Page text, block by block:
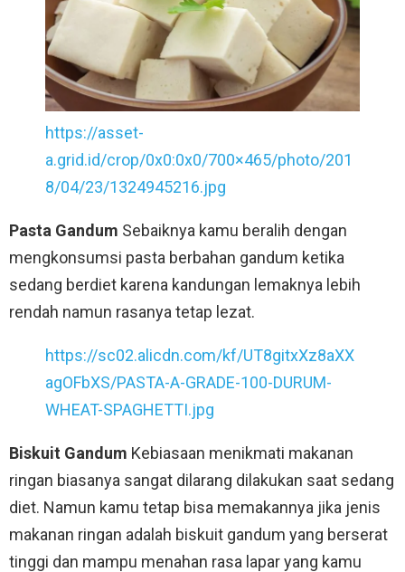
https://asset-
a.grid.id/crop/0x0:0x0/700×465/photo/201
8/04/23/1324945216.jpg
Pasta Gandum Sebaiknya kamu beralih dengan
mengkonsumsi pasta berbahan gandum ketika
sedang berdiet karena kandungan lemaknya lebih
rendah namun rasanya tetap lezat.
https://sc02.alicdn.com/kf/UT8gitxXz8aXX
agOFbXS/PASTA-A-GRADE-100-DURUM-
WHEAT-SPAGHETTI.jpg
Biskuit Gandum Kebiasaan menikmati makanan
ringan biasanya sangat dilarang dilakukan saat sedang
diet. Namun kamu tetap bisa memakannya jika jenis
makanan ringan adalah biskuit gandum yang berserat
tinggi dan mampu menahan rasa lapar yang kamu